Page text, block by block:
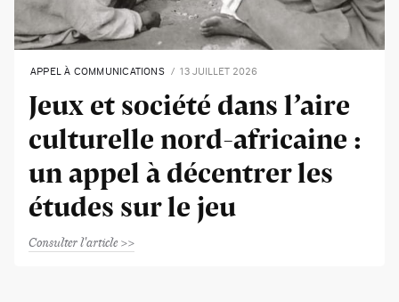
APPEL À COMMUNICATIONS 13 JUILLET 2026
Jeux et société dans l’aire
culturelle nord-africaine :
un appel à décentrer les
études sur le jeu
Consulter l'article